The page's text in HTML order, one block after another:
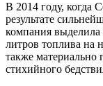
В 2014 году, когда
результате
компания
литров топлива на
также материально
стихийного